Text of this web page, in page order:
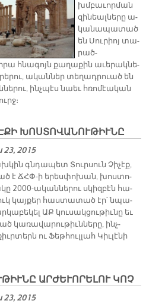
խմբա­ւոր­ման
զի­նեալ­նե­րը ա­
կա­նա­պա­տած
են Սու­րիոյ տա­
րած­
հնա­գոյն քա­ղա­քին ա­ւե­րակ­նե­
ա­կան­ներ տե­ղադրուած են
ինչ­պէս նաեւ հռո­մէա­կան
ԽՈՍՏՈՎԱՆՈՒԹԻՒՆԸ
23, 2015
գնդա­պետ Տուր­սուն Չի­չէք,
է ՃՀՓ­-ի ե­րես­փո­խան, խոս­տո­
2000-ա­կան­նե­րու սկիզ­բէն հա­
կայ­քեր հաս­տա­տած էր՝ նպա­
ԱՔ կու­սակ­ցու­թիւ­նը եւ
կա­ռա­վա­րու­թիւն­նե­րը, ինչ­
ու Ֆեթ­հուլ­լահ Կիւ­լէ­նի
ԱՐԺԵՒՈՐԵԼՈՒ ԿՈՉ
23, 2015